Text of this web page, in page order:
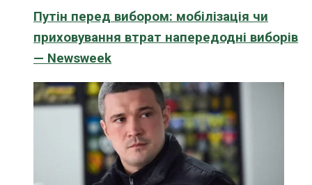
Путін перед вибором: мобілізація чи
приховування втрат напередодні виборів
— Newsweek